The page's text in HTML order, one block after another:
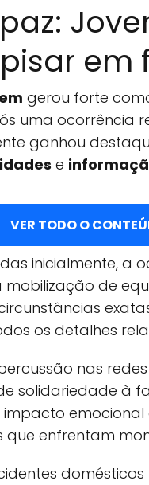
em
gerou forte
uma ocorrência
ganhou
e
VER TODO O
inicialmente, a
de
os detalhes
nas
solidariedade à
enfrentam